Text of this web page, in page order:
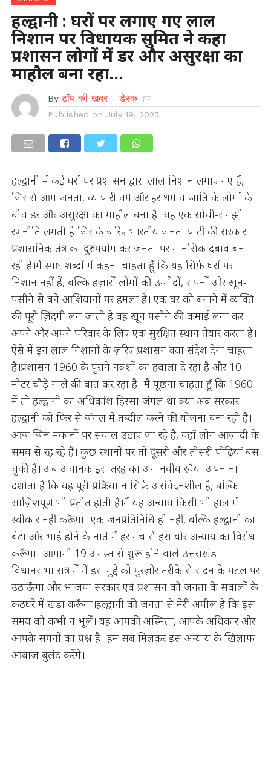
हल्द्वानी : घरों पर लगाए गए लाल
निशान पर विधायक सुमित ने कहा
प्रशासन लोगों में डर और असुरक्षा का
माहौल बना रहा…
By टॉप की खबर - डेस्क
Published on July 19, 2025
हल्द्वानी में कई घरों पर प्रशासन द्वारा लाल निशान लगाए गए हैं,
जिससे आम जनता, व्यापारी वर्ग और हर धर्म व जाति के लोगों के
बीच डर और असुरक्षा का माहौल बना है। यह एक सोची-समझी
रणनीति लगती है जिसके ज़रिए भारतीय जनता पार्टी की सरकार
प्रशासनिक तंत्र का दुरुपयोग कर जनता पर मानसिक दबाव बना
रही है।मैं स्पष्ट शब्दों में कहना चाहता हूँ कि यह सिर्फ़ घरों पर
निशान नहीं हैं, बल्कि हज़ारों लोगों की उम्मीदों, सपनों और खून-
पसीने से बने आशियानों पर हमला है। एक घर को बनाने में व्यक्ति
की पूरी ज़िंदगी लग जाती है वह खून पसीने की कमाई लगा कर
अपने और अपने परिवार के लिए एक सुरक्षित स्थान तैयार करता है।
ऐसे में इन लाल निशानों के ज़रिए प्रशासन क्या संदेश देना चाहता
है।प्रशासन 1960 के पुराने नक्शों का हवाला दे रहा है और 10
मीटर चौड़े नाले की बात कर रहा है। मैं पूछना चाहता हूँ कि 1960
में तो हल्द्वानी का अधिकांश हिस्सा जंगल था क्या अब सरकार
हल्द्वानी को फिर से जंगल में तब्दील करने की योजना बना रही है।
आज जिन मकानों पर सवाल उठाए जा रहे हैं, वहाँ लोग आज़ादी के
समय से रह रहे हैं। कुछ स्थानों पर तो दूसरी और तीसरी पीढ़ियाँ बस
चुकी हैं। अब अचानक इस तरह का अमानवीय रवैया अपनाना
दर्शाता है कि यह पूरी प्रक्रिया न सिर्फ़ असंवेदनशील है, बल्कि
साज़िशपूर्ण भी प्रतीत होती है।मैं यह अन्याय किसी भी हाल में
स्वीकार नहीं करूँगा। एक जनप्रतिनिधि ही नहीं, बल्कि हल्द्वानी का
बेटा और भाई होने के नाते मैं हर मंच से इस घोर अन्याय का विरोध
करूँगा। आगामी 19 अगस्त से शुरू होने वाले उत्तराखंड
विधानसभा सत्र में मैं इस मुद्दे को पुरज़ोर तरीके से सदन के पटल पर
उठाऊँगा और भाजपा सरकार एवं प्रशासन को जनता के सवालों के
कठघरे में खड़ा करूँगा।हल्द्वानी की जनता से मेरी अपील है कि इस
समय को कभी न भूलें। यह आपकी अस्मिता, आपके अधिकार और
आपके सपनों का प्रश्न है। हम सब मिलकर इस अन्याय के खिलाफ
आवाज़ बुलंद करेंगे।